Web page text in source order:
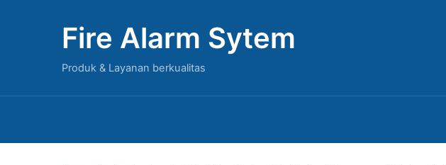
Fire Alarm Sytem
Produk & Layanan berkualitas